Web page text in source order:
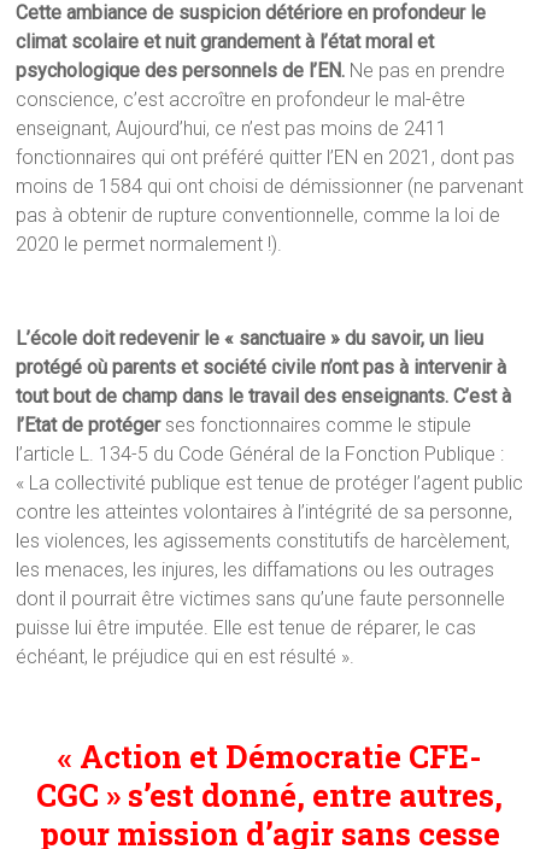
Cette ambiance de suspicion détériore en profondeur le
climat scolaire et nuit grandement à l’état moral et
psychologique des personnels de l’EN. Ne pas en prendre
conscience, c’est accroître en profondeur le mal-être
enseignant, Aujourd’hui, ce n’est pas moins de 2411
fonctionnaires qui ont préféré quitter l’EN en 2021, dont pas
moins de 1584 qui ont choisi de démissionner (ne parvenant
pas à obtenir de rupture conventionnelle, comme la loi de
2020 le permet normalement !).
L’école doit redevenir le « sanctuaire » du savoir, un lieu
protégé où parents et société civile n’ont pas à intervenir à
tout bout de champ dans le travail des enseignants. C’est à
l’Etat de protégerses fonctionnaires comme le stipule
l’article L. 134-5 du Code Général de la Fonction Publique :
« La collectivité publique est tenue de protéger l’agent public
contre les atteintes volontaires à l’intégrité de sa personne,
les violences, les agissements constitutifs de harcèlement,
les menaces, les injures, les diffamations ou les outrages
dont il pourrait être victimes sans qu’une faute personnelle
puisse lui être imputée. Elle est tenue de réparer, le cas
échéant, le préjudice qui en est résulté ».
« Action et Démocratie CFE-
CGC » s’est donné, entre autres,
pour mission d’agir sans cesse